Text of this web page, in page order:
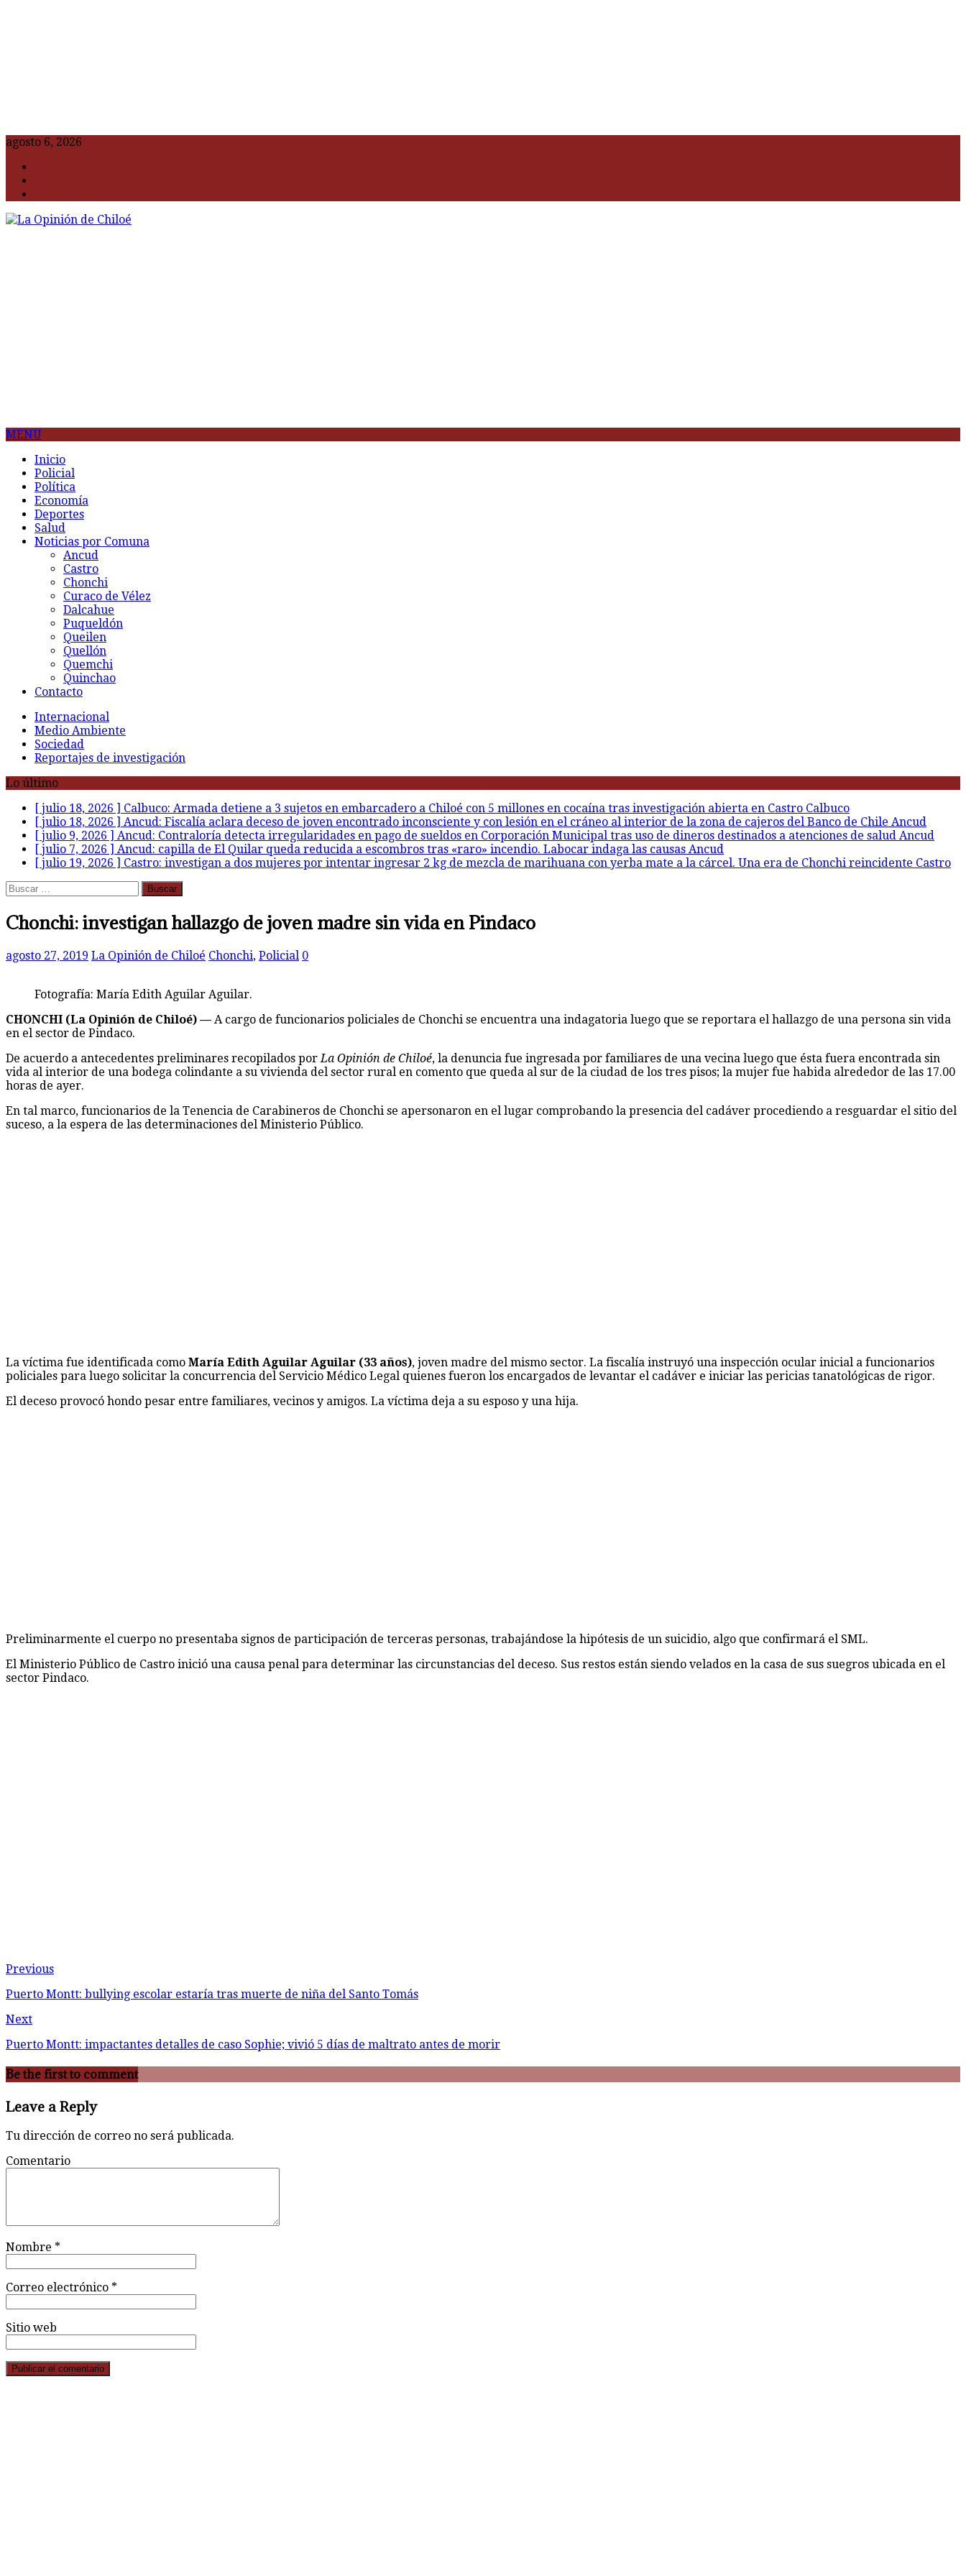
agosto 6, 2026
MENU
Inicio
Policial
Política
Economía
Deportes
Salud
Noticias por Comuna
Ancud
Castro
Chonchi
Curaco de Vélez
Dalcahue
Puqueldón
Queilen
Quellón
Quemchi
Quinchao
Contacto
Internacional
Medio Ambiente
Sociedad
Reportajes de investigación
Lo último
[ julio 18, 2026 ] Calbuco: Armada detiene a 3 sujetos en embarcadero a Chiloé con 5 millones en cocaína tras investigación abierta en Castro Calbuco
[ julio 18, 2026 ] Ancud: Fiscalía aclara deceso de joven encontrado inconsciente y con lesión en el cráneo al interior de la zona de cajeros del Banco de Chile Ancud
[ julio 9, 2026 ] Ancud: Contraloría detecta irregularidades en pago de sueldos en Corporación Municipal tras uso de dineros destinados a atenciones de salud Ancud
[ julio 7, 2026 ] Ancud: capilla de El Quilar queda reducida a escombros tras «raro» incendio. Labocar indaga las causas Ancud
[ julio 19, 2026 ] Castro: investigan a dos mujeres por intentar ingresar 2 kg de mezcla de marihuana con yerba mate a la cárcel. Una era de Chonchi reincidente Castro
Buscar:
Chonchi: investigan hallazgo de joven madre sin vida en Pindaco
agosto 27, 2019 La Opinión de Chiloé Chonchi Policial 0
Fotografía: María Edith Aguilar Aguilar.
CHONCHI (La Opinión de Chiloé) —
A cargo de funcionarios policiales de Chonchi se encuentra una indagatoria luego que se reportara el hallazgo de una persona sin vida
en el sector de Pindaco.
De acuerdo a antecedentes preliminares recopilados por La Opinión de Chiloé , la denuncia fue ingresada por familiares de una vecina luego que ésta fuera encontrada sin
vida al interior de una bodega colindante a su vivienda del sector rural en comento que queda al sur de la ciudad de los tres pisos; la mujer fue habida alrededor de las 17.00
horas de ayer.
En tal marco, funcionarios de la Tenencia de Carabineros de Chonchi se apersonaron en el lugar comprobando la presencia del cadáver procediendo a resguardar el sitio del
suceso, a la espera de las determinaciones del Ministerio Público.
La víctima fue identificada como María Edith Aguilar Aguilar (33 años) , joven madre del mismo sector. La fiscalía instruyó una inspección ocular inicial a funcionarios
policiales para luego solicitar la concurrencia del Servicio Médico Legal quienes fueron los encargados de levantar el cadáver e iniciar las pericias tanatológicas de rigor.
El deceso provocó hondo pesar entre familiares, vecinos y amigos. La víctima deja a su esposo y una hija.
Preliminarmente el cuerpo no presentaba signos de participación de terceras personas, trabajándose la hipótesis de un suicidio, algo que confirmará el SML.
El Ministerio Público de Castro inició una causa penal para determinar las circunstancias del deceso. Sus restos están siendo velados en la casa de sus suegros ubicada en el
sector Pindaco.
Previous
Puerto Montt: bullying escolar estaría tras muerte de niña del Santo Tomás
Next
Puerto Montt: impactantes detalles de caso Sophie; vivió 5 días de maltrato antes de morir
Be the first to comment
Leave a Reply
Tu dirección de correo no será publicada.
Comentario
Nombre *
Correo electrónico *
Sitio web